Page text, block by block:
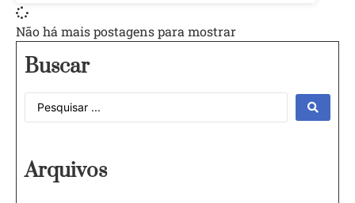
Não há mais postagens para mostrar
Buscar
Arquivos